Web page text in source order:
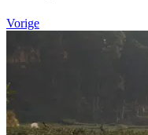
Vorige